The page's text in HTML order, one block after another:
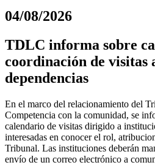
04/08/2026
TDLC informa sobre
coordinación de visitas
dependencias
En el marco del relacionamiento del
Competencia con la comunidad, se
calendario de visitas dirigido a
interesadas en conocer el rol,
Tribunal. Las instituciones deberán
envío de un correo electrónico a